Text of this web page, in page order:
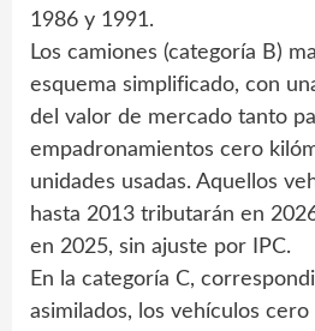
1986 y 1991.
Los camiones (categoría B)
esquema simplificado, con
del valor de mercado tanto
empadronamientos cero
unidades usadas. Aquellos
hasta 2013 tributarán en
en 2025, sin ajuste por IPC.
En la categoría C,
asimilados, los vehículos